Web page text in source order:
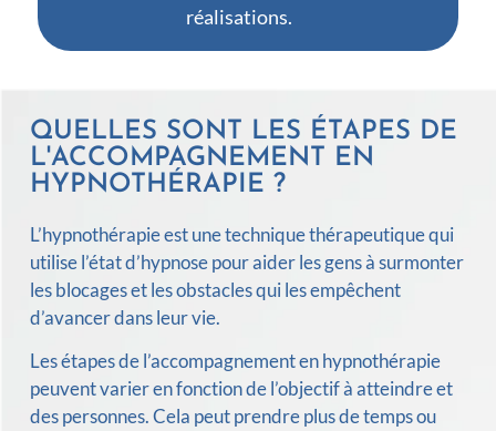
réalisations.
QUELLES SONT LES ÉTAPES DE
L'ACCOMPAGNEMENT EN
HYPNOTHÉRAPIE ?
L’hypnothérapie est une technique thérapeutique qui
utilise l’état d’hypnose pour aider les gens à surmonter
les blocages et les obstacles qui les empêchent
d’avancer dans leur vie.
Les étapes de l’accompagnement en hypnothérapie
peuvent varier en fonction de l’objectif à atteindre et
des personnes. Cela peut prendre plus de temps ou